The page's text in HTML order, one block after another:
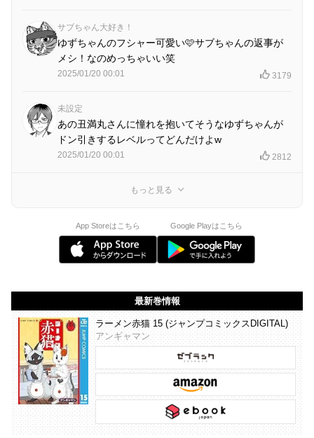
サブちゃん大好き！
ゆずちゃんのフシャー可愛い🩷サブちゃんの返事が
メシ！なのめっちゃいい笑
2025/01/20 00:01 3179
未設定
あの丑満丸さんに憧れを抱いてそうなゆずちゃんが
ドン引きするレベルってどんだけよw
2025/01/20 00:01 2812
もっと見る
App Storeはこちら Google Playはこちら
最新巻情報
ラーメン赤猫 15 (ジャンプコミックスDIGITAL)
アンギャマン